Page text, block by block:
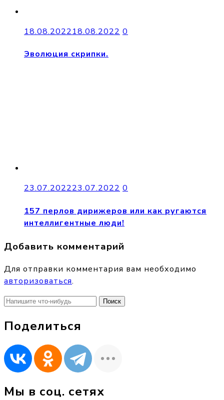
18.08.202218.08.2022 0
Эволюция скрипки.
23.07.202223.07.2022 0
157 перлов дирижеров или как ругаются
интеллигентные люди!
Добавить комментарий
Для отправки комментария вам необходимо
авторизоваться.
Найти:
Поделиться
Мы в соц. сетях